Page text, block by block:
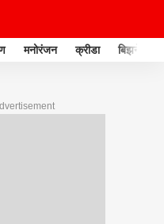
मनोरंजन क्रीडा बिझनेस